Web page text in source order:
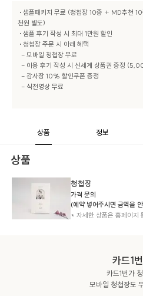
천원 별도)
상품 정보
상품
청첩장
가격 문의
(예약 넣어주시면 금액을
* 자세한 상품은 홈페이지
카드1
카드1번가
모바일 청첩장도